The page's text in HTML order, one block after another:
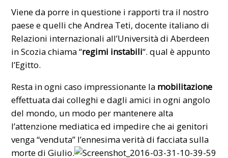
Viene da porre in questione i rapporti tra il nostro
paese e quelli che Andrea Teti, docente italiano di
Relazioni internazionali all’Università di Aberdeen
in Scozia chiama “regimi instabili“. qual è appunto
l’Egitto.
Resta in ogni caso impressionante la mobilitazione
effettuata dai colleghi e dagli amici in ogni angolo
del mondo, un modo per mantenere alta
l’attenzione mediatica ed impedire che ai genitori
venga “venduta” l’ennesima verità di facciata sulla
morte di Giulio.